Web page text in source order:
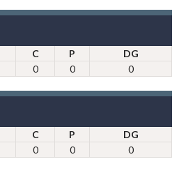
C P
DG
0 0 0
C P
DG
0 0 0